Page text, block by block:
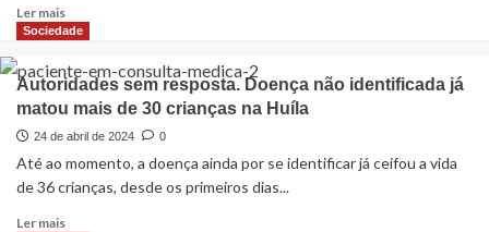
Ler mais
Sociedade
Autoridades sem resposta. Doença não identificada já
matou mais de 30 crianças na Huíla
24 de abril de 2024 0
Até ao momento, a doença ainda por se identificar já ceifou a vida
de 36 crianças, desde os primeiros dias...
Ler mais